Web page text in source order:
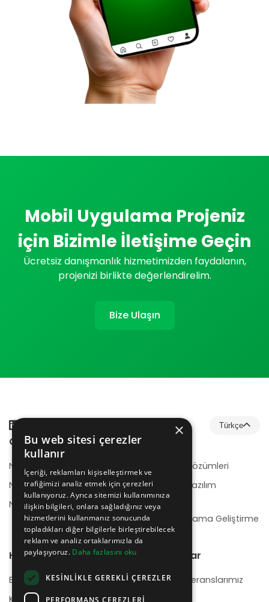
Mobil Uygulama Projeniz
için Bizimle İletişime Geçin
Ücretsiz danışmanlık hizmetimizden faydalanın,
projenizi birlikte değerlendirelim.
Bize Ulaşın
Türkçe
Çözümler
NeotrionB2B
NeotrionB2C
NeotrionWMS
E-Ticaret Çözümleri
Kurumsal Yazılım
Geliştirme
Mobil Uygulama Geliştirme
Hakkımızda
Biz Kimiz
Kariyer
Referanslar
Başlıca Referanslarımız
×
Bu web sitesi çerezler
kullanır
İçeriği, reklamları kişiselleştirmek ve
trafiğimizi analiz etmek için çerezleri
kullanıyoruz. Ayrıca sitemizi kullanımınıza
ilişkin bilgileri, onlara sağladığınız veya
hizmetlerini kullanmanız sonucunda
topladıkları diğer bilgilerle birleştirebilecek
reklam ve analiz ortaklarımızla da
paylaşıyoruz. Daha fazlasını oku
KESINLIKLE GEREKLI ÇEREZLER
PERFORMANS ÇEREZLERI